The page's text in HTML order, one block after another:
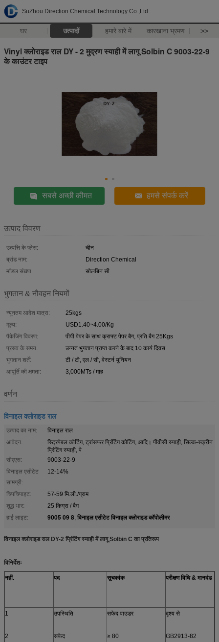
SuZhou Direction Chemical Technology Co.,Ltd
घर उत्पादों हमारे बारे में कारखाना भ्रमण >>
Vinyl क्लोराइड राल DY - 2 मुद्रण स्याही में लागू Solbin C 9003-22-9
के काउंटर टाइप
सबसे अच्छी कीमत हमसे संपर्क करें
उत्पाद विवरण
उत्पत्ति के प्लेस:
चीन
ब्रांड नाम:
Direction Chemical
मॉडल संख्या:
सोलबिन सी
भुगतान & नौवहन नियमों
न्यूनतम आदेश मात्रा:
25kgs
मूल्य:
USD1.40~4.00/Kg
पैकेजिंग विवरण:
पीपी पेपर के साथ क्राफ्ट पेपर बैग, प्रति बैग 25Kgs
प्रसव के समय:
उन्नत भुगतान प्राप्त करने के बाद 10 कार्य दिवस
भुगतान शर्तें:
टी / टी, एल / सी, वेस्टर्न यूनियन
आपूर्ति की क्षमता:
3,000MTs / माह
वर्णन
विनाइल क्लोराइड राल
उत्पाद का नाम:
विनाइल राल
आवेदन:
स्ट्रिपेबल कोटिंग, ट्रांसफर प्रिंटिंग कोटिंग, आदि। पीवीसी स्याही, सिल्क-स्क्रीन
प्रिंटिंग स्याही, पे
सीएएस:
9003-22-9
विनाइल एसीटेट
सामग्री:
12-14%
चिपचिपाहट:
57-59 मि.ली./ग्राम
शुद्ध भार:
25 किग्रा / बैग
हाई लाइट:
9005 09 8, विनाइल एसीटेट विनाइल क्लोराइड कॉपोलीमर
विनाइल क्लोराइड राल DY-2 प्रिंटिंग स्याही में लागू Solbin C का प्रतिरूप
विनिर्देशः
नहीं. पद सूचकांक परीक्षण विधि & मानदंड
1 उपस्थिति सफेद पाउडर दृश्य से
2 सफ़ेद ≥ 80 GB2913-82